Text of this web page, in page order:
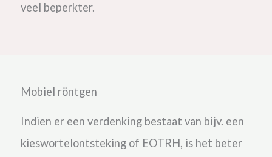
veel beperkter.
Mobiel röntgen
Indien er een verdenking bestaat van bijv. een
kieswortelontsteking of EOTRH, is het beter